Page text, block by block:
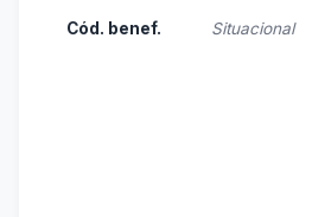
Cód. benef. Situacional